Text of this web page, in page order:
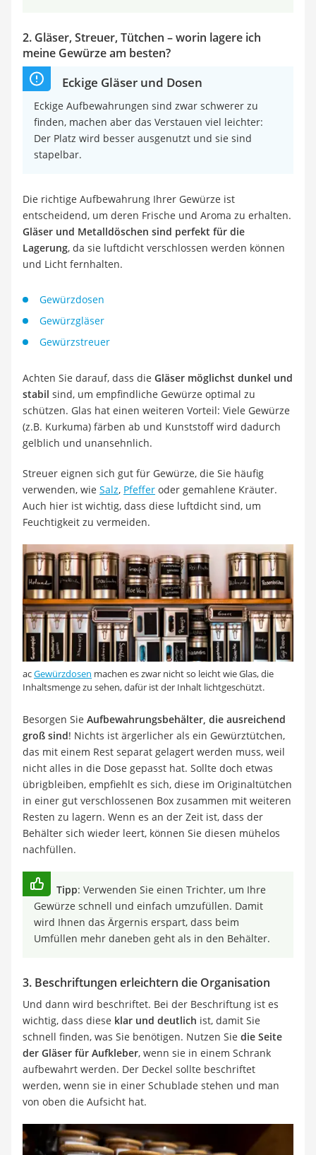
2. Gläser, Streuer, Tütchen – worin lagere ich
meine Gewürze am besten?
Eckige Gläser und Dosen
Eckige Aufbewahrungen sind zwar schwerer zu
finden, machen aber das Verstauen viel leichter:
Der Platz wird besser ausgenutzt und sie sind
stapelbar.
Die richtige Aufbewahrung Ihrer Gewürze ist
entscheidend, um deren Frische und Aroma zu erhalten.
Gläser und Metalldöschen sind perfekt für die
Lagerung, da sie luftdicht verschlossen werden können
und Licht fernhalten.
Gewürzdosen
Gewürzgläser
Gewürzstreuer
Achten Sie darauf, dass die Gläser möglichst dunkel und
stabil sind, um empfindliche Gewürze optimal zu
schützen. Glas hat einen weiteren Vorteil: Viele Gewürze
(z.B. Kurkuma) färben ab und Kunststoff wird dadurch
gelblich und unansehnlich.
Streuer eignen sich gut für Gewürze, die Sie häufig
verwenden, wie Salz, Pfeffer oder gemahlene Kräuter.
Auch hier ist wichtig, dass diese luftdicht sind, um
Feuchtigkeit zu vermeiden.
acGewürzdosen machen es zwar nicht so leicht wie Glas, die
Inhaltsmenge zu sehen, dafür ist der Inhalt lichtgeschützt.
Besorgen Sie Aufbewahrungsbehälter, die ausreichend
groß sind! Nichts ist ärgerlicher als ein Gewürztütchen,
das mit einem Rest separat gelagert werden muss, weil
nicht alles in die Dose gepasst hat. Sollte doch etwas
übrigbleiben, empfiehlt es sich, diese im Originaltütchen
in einer gut verschlossenen Box zusammen mit weiteren
Resten zu lagern. Wenn es an der Zeit ist, dass der
Behälter sich wieder leert, können Sie diesen mühelos
nachfüllen.
Tipp: Verwenden Sie einen Trichter, um Ihre
Gewürze schnell und einfach umzufüllen. Damit
wird Ihnen das Ärgernis erspart, dass beim
Umfüllen mehr daneben geht als in den Behälter.
3. Beschriftungen erleichtern die Organisation
Und dann wird beschriftet. Bei der Beschriftung ist es
wichtig, dass diese klar und deutlich ist, damit Sie
schnell finden, was Sie benötigen. Nutzen Sie die Seite
der Gläser für Aufkleber, wenn sie in einem Schrank
aufbewahrt werden. Der Deckel sollte beschriftet
werden, wenn sie in einer Schublade stehen und man
von oben die Aufsicht hat.